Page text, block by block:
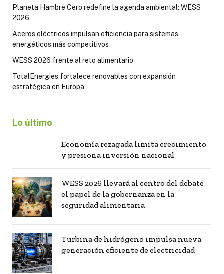
Planeta Hambre Cero redefine la agenda ambiental: WESS
2026
Aceros eléctricos impulsan eficiencia para sistemas
energéticos más competitivos
WESS 2026 frente al reto alimentario
TotalEnergies fortalece renovables con expansión
estratégica en Europa
Lo último
Economía rezagada limita crecimiento
y presiona inversión nacional
WESS 2026 llevará al centro del debate
el papel de la gobernanza en la
seguridad alimentaria
Turbina de hidrógeno impulsa nueva
generación eficiente de electricidad